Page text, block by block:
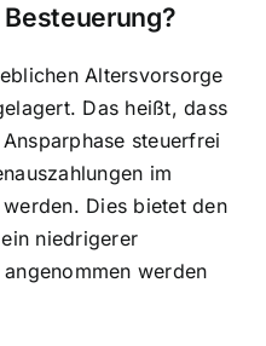
Altersvorsorge
Das heißt, dass
steuerfrei
im
Dies bietet den
niedrigerer
werden